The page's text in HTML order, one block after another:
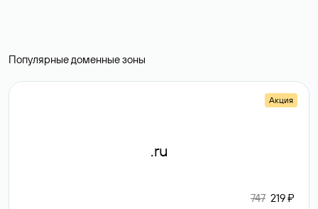
Популярные доменные зоны
Акция
.ru
747 219 ₽